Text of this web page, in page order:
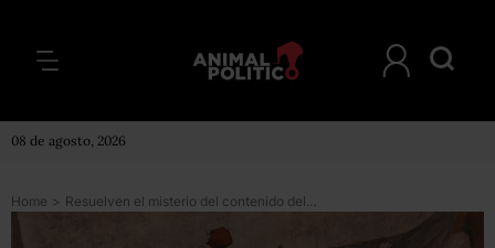
08 de agosto, 2026
Home > Resuelven el misterio del contenido del enorme sarcófago negro hallado en la ciudad egipcia de Alejandría